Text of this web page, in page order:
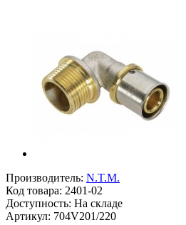
Производитель: N.T.M.
Код товара: 2401-02
Доступность: На складе
Артикул: 704V201/220